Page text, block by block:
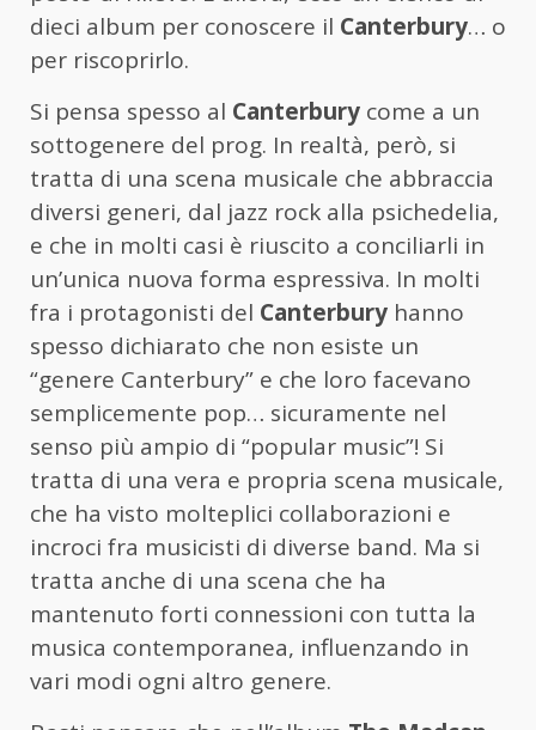
dieci album per conoscere il Canterbury… o
per riscoprirlo.
Si pensa spesso al Canterbury come a un
sottogenere del prog. In realtà, però, si
tratta di una scena musicale che abbraccia
diversi generi, dal jazz rock alla psichedelia,
e che in molti casi è riuscito a conciliarli in
un’unica nuova forma espressiva. In molti
fra i protagonisti del Canterbury hanno
spesso dichiarato che non esiste un
“genere Canterbury” e che loro facevano
semplicemente pop… sicuramente nel
senso più ampio di “popular music”! Si
tratta di una vera e propria scena musicale,
che ha visto molteplici collaborazioni e
incroci fra musicisti di diverse band. Ma si
tratta anche di una scena che ha
mantenuto forti connessioni con tutta la
musica contemporanea, influenzando in
vari modi ogni altro genere.